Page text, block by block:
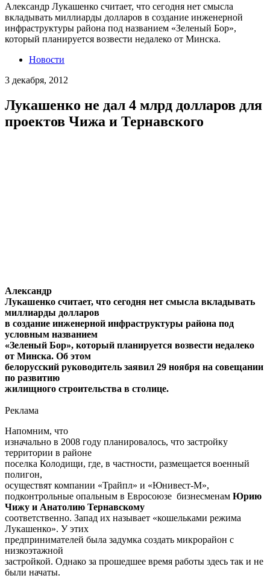
Александр Лукашенко считает, что сегодня нет смысла
вкладывать миллиарды долларов в создание инженерной
инфраструктуры района под названием «Зеленый Бор»,
который планируется возвести недалеко от Минска.
Новости
3 декабря, 2012
Лукашенко не дал 4 млрд долларов для
проектов Чижа и Тернавского
Александр
Лукашенко считает, что сегодня нет смысла вкладывать
миллиарды долларов
в создание инженерной инфраструктуры района под
условным названием
«Зеленый Бор», который планируется возвести недалеко
от Минска. Об этом
белорусский руководитель заявил 29 ноября на совещании
по развитию
жилищного строительства в столице.
Реклама
Напомним, что
изначально в 2008 году планировалось, что застройку
территории в районе
поселка Колодищи, где, в частности, размещается военный
полигон,
осуществят компании «Трайпл» и «Юнивест-М»,
подконтрольные опальным в Евросоюзе бизнесменам Юрию
Чижу и Анатолию Тернавскому
соответственно. Запад их называет «кошельками режима
Лукашенко». У этих
предпринимателей была задумка создать микрорайон с
низкоэтажной
застройкой. Однако за прошедшее время работы здесь так и не
были начаты.